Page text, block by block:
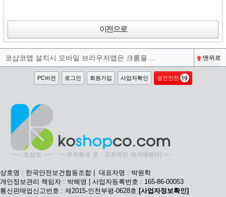
이전으로
맨위로
PC버전 로그인 회원가입 사업자확인 성인안전
상호명 : 한국안전보건협동조합 | 대표자명 : 박원학
개인정보관리 책임자 : 박혜영 | 사업자등록번호 : 165-86-00053
통신판매업신고번호 : 제2015-인천부평-0628호 [사업자정보확인]